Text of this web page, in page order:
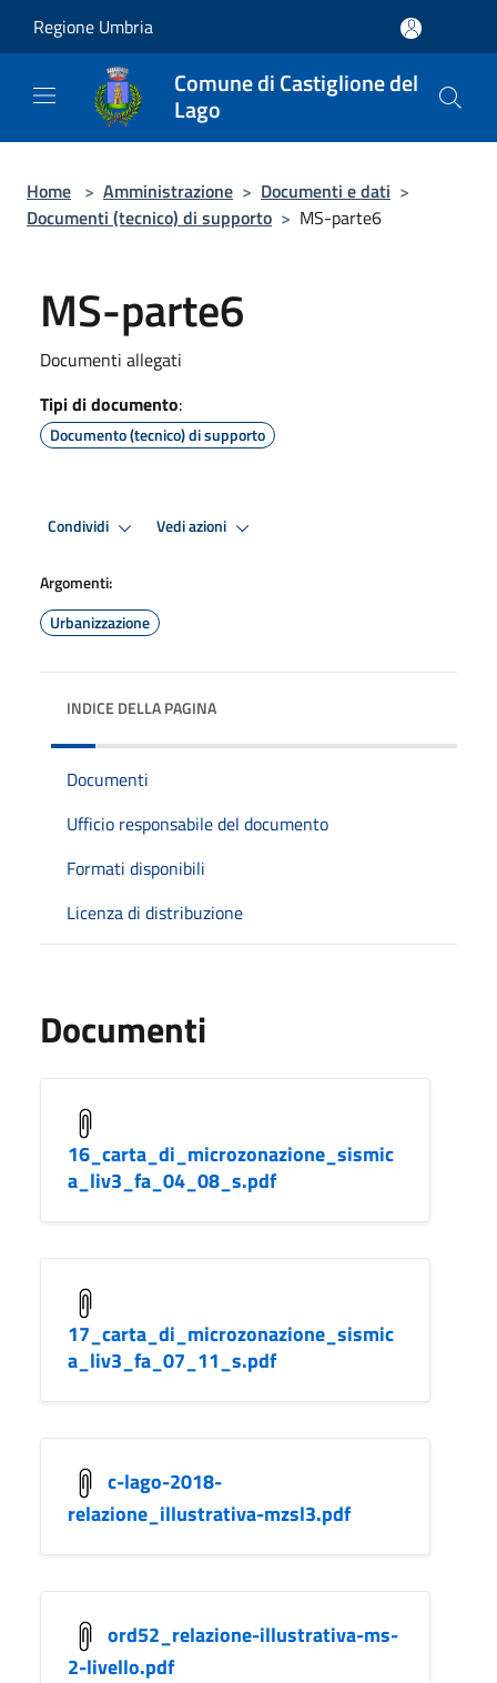
Regione Umbria
Comune di Castiglione del
Lago
Home > Amministrazione > Documenti e dati >
Documenti (tecnico) di supporto > MS-parte6
MS-parte6
Documenti allegati
Tipi di documento:
Documento (tecnico) di supporto
Condividi Vedi azioni
Argomenti:
Urbanizzazione
INDICE DELLA PAGINA
Documenti
Ufficio responsabile del documento
Formati disponibili
Licenza di distribuzione
Documenti
16_carta_di_microzonazione_sismic
a_liv3_fa_04_08_s.pdf
17_carta_di_microzonazione_sismic
a_liv3_fa_07_11_s.pdf
c-lago-2018-
relazione_illustrativa-mzsl3.pdf
ord52_relazione-illustrativa-ms-
2-livello.pdf